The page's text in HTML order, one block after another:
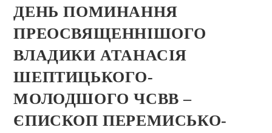
ДЕНЬ ПОМИНАННЯ
ПРЕОСВЯЩЕННІШОГО
ВЛАДИКИ АТАНАСІЯ
ШЕПТИЦЬКОГО-
МОЛОДШОГО ЧСВВ –
ЄПИСКОП ПЕРЕМИСЬКО-